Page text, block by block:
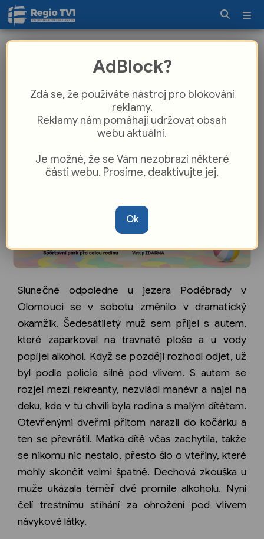
Poděbradech, auto narazilo do
Slunečné odpoledne u jezera Poděbrady v
Olomouci se v sobotu změnilo v dramatický
okamžik. Šedesátiletý muž sem přijel s autem,
které zaparkoval na travnaté ploše a u vody
popíjel alkohol. Když se později rozhodl odjet, už
byl podle policie silně pod vlivem. S autem se
rozjel mezi rekreanty, nezvládl manévr a najel na
deku, kde v tu chvíli byla rodina s malým dítětem.
Otevřenými dveřmi přitom narazil do kočárku a
ten se převrátil. Matka dítě včas zachytila, takže
se nikomu nic nestalo, přesto šlo o vteřiny, které
mohly skončit velmi špatně. Dechová zkouška u
muže ukázala téměř dvě promile alkoholu. Nyní
čelí trestnímu stíhání za ohrožení pod vlivem
návykové látky.
AdBlock?
Zdá se, že používáte nástroj pro blokování
reklamy.
Reklamy nám pomáhají udržovat obsah
webu aktuální.
Je možné, že se Vám nezobrazí některé
části webu. Prosíme, deaktivujte jej.
Ok